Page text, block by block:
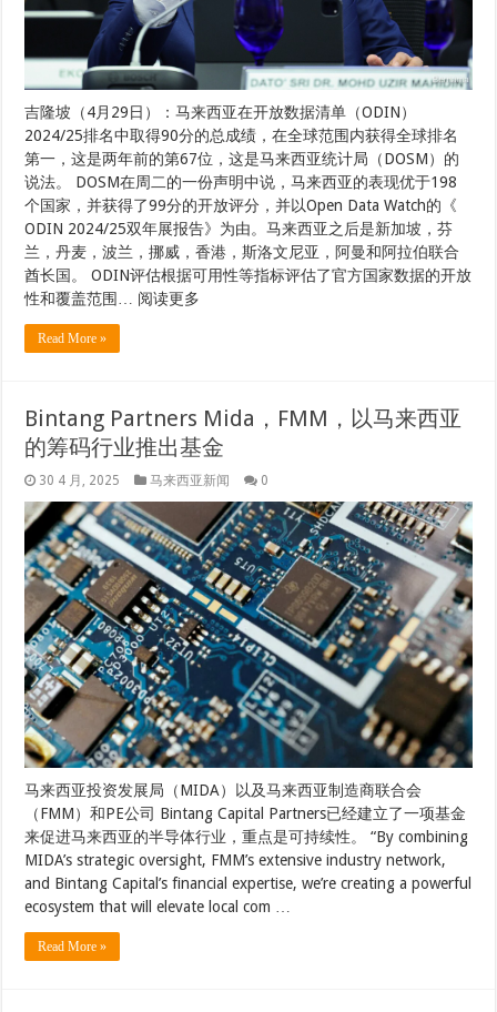
吉隆坡（4月29日）：马来西亚在开放数据清单（ODIN）
2024/25排名中取得90分的总成绩，在全球范围内获得全球排名
第一，这是两年前的第67位，这是马来西亚统计局（DOSM）的
说法。 DOSM在周二的一份声明中说，马来西亚的表现优于198
个国家，并获得了99分的开放评分，并以Open Data Watch的《
ODIN 2024/25双年展报告》为由。马来西亚之后是新加坡，芬
兰，丹麦，波兰，挪威，香港，斯洛文尼亚，阿曼和阿拉伯联合
酋长国。 ODIN评估根据可用性等指标评估了官方国家数据的开放
性和覆盖范围… 阅读更多
Read More »
Bintang Partners Mida，FMM，以马来西亚
的筹码行业推出基金
30 4 月, 2025 马来西亚新闻 0
马来西亚投资发展局（MIDA）以及马来西亚制造商联合会
（FMM）和PE公司 Bintang Capital Partners已经建立了一项基金
来促进马来西亚的半导体行业，重点是可持续性。 “By combining
MIDA’s strategic oversight, FMM’s extensive industry network,
and Bintang Capital’s financial expertise, we’re creating a powerful
ecosystem that will elevate local com …
Read More »